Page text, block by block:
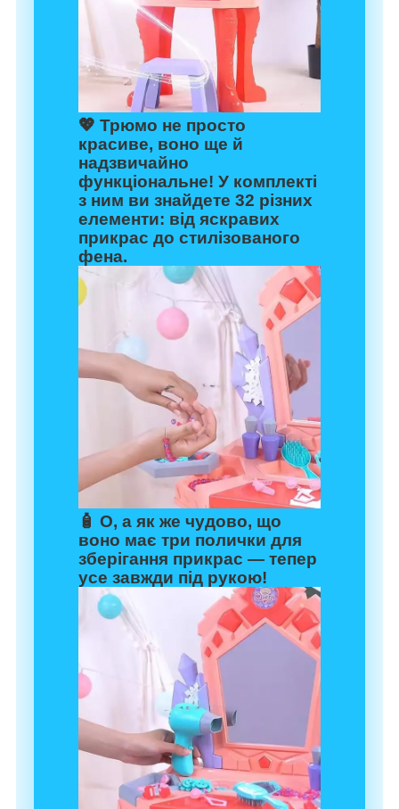
💖 Трюмо не просто
красиве, воно ще й
надзвичайно
функціональне! У комплекті
з ним ви знайдете 32 різних
елементи: від яскравих
прикрас до стилізованого
фена.
🧴 О, а як же чудово, що
воно має три полички для
зберігання прикрас — тепер
усе завжди під рукою!